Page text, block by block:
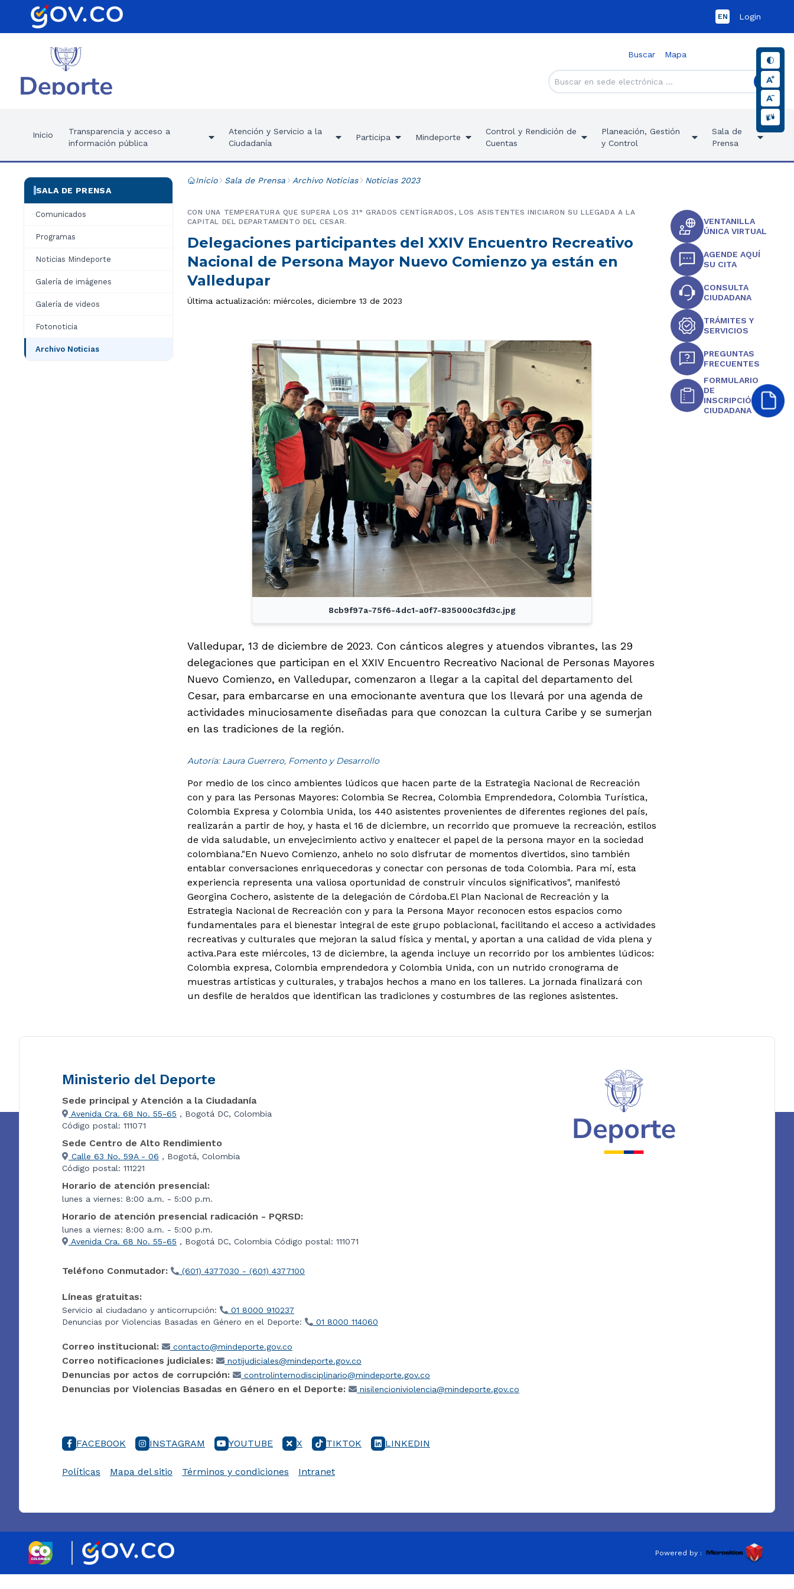
EN Login
Buscar Mapa
Inicio
Transparencia y acceso a
información pública
Atención y Servicio a la
Ciudadanía
Participa Mindeporte
Control y Rendición de
Cuentas
Planeación, Gestión
y Control
Sala de
Prensa
SALA DE PRENSA
Comunicados
Programas
Noticias Mindeporte
Galería de imágenes
Galería de videos
Fotonoticia
Archivo Noticias
Inicio Sala de Prensa Archivo Noticias Noticias 2023
Delegaciones participantes del XXIV Encuentro Recreativo
Nacional de Persona Mayor Nuevo Comienzo ya están en
Valledupar
CON UNA TEMPERATURA QUE SUPERA LOS 31° GRADOS CENTÍGRADOS, LOS ASISTENTES INICIARON SU LLEGADA A LA
CAPITAL DEL DEPARTAMENTO DEL CESAR.
Última actualización: miércoles, diciembre 13 de 2023
8cb9f97a-75f6-4dc1-a0f7-835000c3fd3c.jpg
Valledupar, 13 de diciembre de 2023. Con cánticos alegres y atuendos vibrantes, las 29
delegaciones que participan en el XXIV Encuentro Recreativo Nacional de Personas Mayores
Nuevo Comienzo, en Valledupar, comenzaron a llegar a la capital del departamento del
Cesar, para embarcarse en una emocionante aventura que los llevará por una agenda de
actividades minuciosamente diseñadas para que conozcan la cultura Caribe y se sumerjan
en las tradiciones de la región.
Autoría: Laura Guerrero, Fomento y Desarrollo
Por medio de los cinco ambientes lúdicos que hacen parte de la Estrategia Nacional de Recreación
con y para las Personas Mayores: Colombia Se Recrea, Colombia Emprendedora, Colombia Turística,
Colombia Expresa y Colombia Unida, los 440 asistentes provenientes de diferentes regiones del país,
realizarán a partir de hoy, y hasta el 16 de diciembre, un recorrido que promueve la recreación, estilos
de vida saludable, un envejecimiento activo y enaltecer el papel de la persona mayor en la sociedad
colombiana."En Nuevo Comienzo, anhelo no solo disfrutar de momentos divertidos, sino también
entablar conversaciones enriquecedoras y conectar con personas de toda Colombia. Para mí, esta
experiencia representa una valiosa oportunidad de construir vínculos significativos", manifestó
Georgina Cochero, asistente de la delegación de Córdoba.El Plan Nacional de Recreación y la
Estrategia Nacional de Recreación con y para la Persona Mayor reconocen estos espacios como
fundamentales para el bienestar integral de este grupo poblacional, facilitando el acceso a actividades
recreativas y culturales que mejoran la salud física y mental, y aportan a una calidad de vida plena y
activa.Para este miércoles, 13 de diciembre, la agenda incluye un recorrido por los ambientes lúdicos:
Colombia expresa, Colombia emprendedora y Colombia Unida, con un nutrido cronograma de
muestras artísticas y culturales, y trabajos hechos a mano en los talleres. La jornada finalizará con
un desfile de heraldos que identifican las tradiciones y costumbres de las regiones asistentes.
VENTANILLA
ÚNICA VIRTUAL
AGENDE AQUÍ
SU CITA
CONSULTA
CIUDADANA
TRÁMITES Y
SERVICIOS
PREGUNTAS
FRECUENTES
FORMULARIO
DE
INSCRIPCIÓN
CIUDADANA
Ministerio del Deporte
Sede principal y Atención a la Ciudadanía
Avenida Cra. 68 No. 55-65 , Bogotá DC, Colombia
Código postal: 111071
Sede Centro de Alto Rendimiento
Calle 63 No. 59A - 06 , Bogotá, Colombia
Código postal: 111221
Horario de atención presencial:
lunes a viernes: 8:00 a.m. - 5:00 p.m.
Horario de atención presencial radicación - PQRSD:
lunes a viernes: 8:00 a.m. - 5:00 p.m.
Avenida Cra. 68 No. 55-65 , Bogotá DC, Colombia Código postal: 111071
Teléfono Conmutador: (601) 4377030 - (601) 4377100
Líneas gratuitas:
Servicio al ciudadano y anticorrupción:
01 8000 910237
Denuncias por Violencias Basadas en Género en el Deporte:
01 8000 114060
Correo institucional: contacto@mindeporte.gov.co
Correo notificaciones judiciales: notijudiciales@mindeporte.gov.co
Denuncias por actos de corrupción: controlinternodisciplinario@mindeporte.gov.co
Denuncias por Violencias Basadas en Género en el Deporte: nisilencioniviolencia@mindeporte.gov.co
FACEBOOK INSTAGRAM YOUTUBE X TIKTOK LINKEDIN
Políticas Mapa del sitio Términos y condiciones Intranet
Powered by :